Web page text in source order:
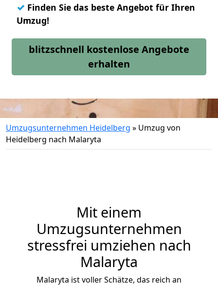
✓ Finden Sie das beste Angebot für Ihren
Umzug!
blitzschnell kostenlose Angebote
erhalten
Umzugsunternehmen Heidelberg » Umzug von
Heidelberg nach Malaryta
Mit einem
Umzugsunternehmen
stressfrei umziehen nach
Malaryta
Malaryta ist voller Schätze, das reich an